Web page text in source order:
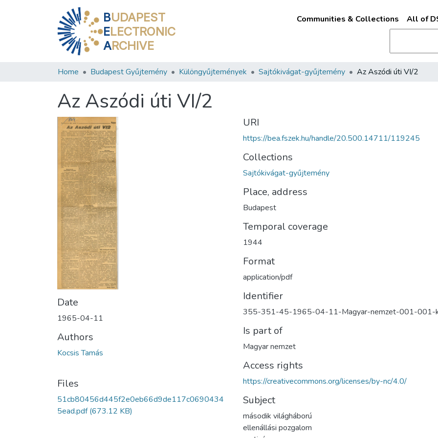
BUDAPEST
ELECTRONIC
ARCHIVE
Communities & Collections All of
Home Budapest Gyűjtemény Különgyűjtemények Sajtókivágat-gyűjtemény Az Aszódi úti VI/2
Az Aszódi úti VI/2
Date
1965-04-11
Authors
Kocsis Tamás
Files
51cb80456d445f2e0eb66d9de117c0690434
5ead.pdf(673.12 KB)
URI
https://bea.fszek.hu/handle/20.500.14711/119245
Collections
Sajtókivágat-gyűjtemény
Place, address
Budapest
Temporal coverage
1944
Format
application/pdf
Identifier
355-351-45-1965-04-11-Magyar-nemzet-001-001-
Is part of
Magyar nemzet
Access rights
https://creativecommons.org/licenses/by-nc/4.0/
Subject
második világháború
ellenállási pozgalom